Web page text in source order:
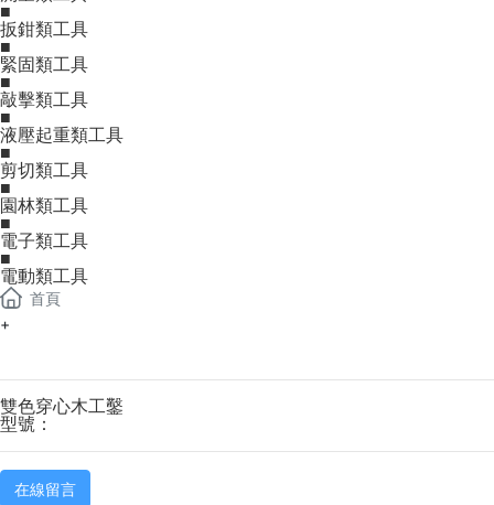
■
扳鉗類工具
■
緊固類工具
■
敲擊類工具
■
液壓起重類工具
■
剪切類工具
■
園林類工具
■
電子類工具
■
電動類工具
首頁
+
雙色穿心木工鑿
型號：
在線留言